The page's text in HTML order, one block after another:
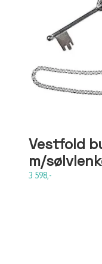
Vestfold
m/
3 598,-